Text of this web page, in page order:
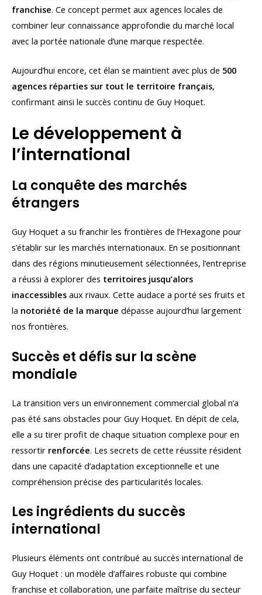
franchise. Ce concept permet aux agences locales de
combiner leur connaissance approfondie du marché local
avec la portée nationale d’une marque respectée.
Aujourd’hui encore, cet élan se maintient avec plus de 500
agences réparties sur tout le territoire français,
confirmant ainsi le succès continu de Guy Hoquet.
Le développement à
l’international
La conquête des marchés
étrangers
Guy Hoquet a su franchir les frontières de l’Hexagone pour
s’établir sur les marchés internationaux. En se positionnant
dans des régions minutieusement sélectionnées, l’entreprise
a réussi à explorer des territoires jusqu’alors
inaccessibles aux rivaux. Cette audace a porté ses fruits et
la notoriété de la marque dépasse aujourd’hui largement
nos frontières.
Succès et défis sur la scène
mondiale
La transition vers un environnement commercial global n’a
pas été sans obstacles pour Guy Hoquet. En dépit de cela,
elle a su tirer profit de chaque situation complexe pour en
ressortir renforcée. Les secrets de cette réussite résident
dans une capacité d’adaptation exceptionnelle et une
compréhension précise des particularités locales.
Les ingrédients du succès
international
Plusieurs éléments ont contribué au succès international de
Guy Hoquet : un modèle d’affaires robuste qui combine
franchise et collaboration, une parfaite maîtrise du secteur